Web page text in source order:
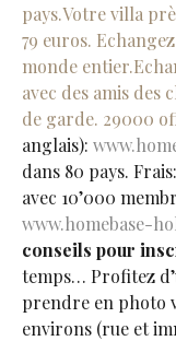
pays.Votre villa
79 euros.
monde entier.
avec des amis des
de garde. 29000
anglais):
dans 80 pays.
avec 10’000
www.homebase-
conseils pour
temps… Profitez
prendre en photo
environs (rue et